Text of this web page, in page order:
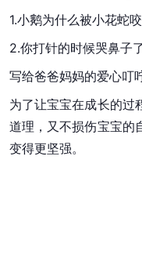
1.小鹅为什么被小花蛇
2.你打针的时候哭鼻子
写给爸爸妈妈的爱心叮
为了让宝宝在成长的过
道理，又不损伤宝宝的
变得更坚强。